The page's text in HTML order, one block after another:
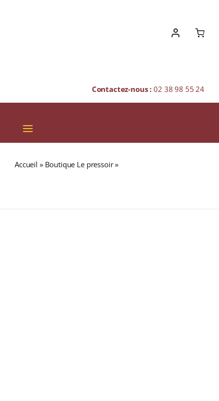
Contactez-nous :02 38 98 55 24
Toggle
Navigation
Accueil » Boutique Le pressoir»